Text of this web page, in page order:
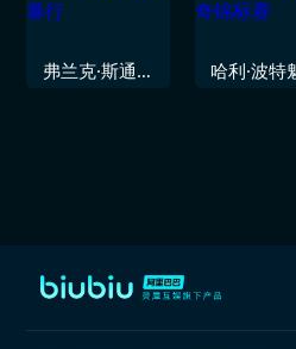
弗兰克·斯通的
哈利·波特